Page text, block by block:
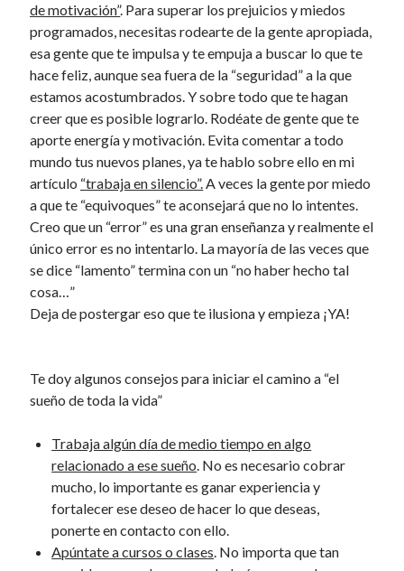
de motivación”. Para superar los prejuicios y miedos
programados, necesitas rodearte de la gente apropiada,
esa gente que te impulsa y te empuja a buscar lo que te
hace feliz, aunque sea fuera de la “seguridad” a la que
estamos acostumbrados. Y sobre todo que te hagan
creer que es posible lograrlo. Rodéate de gente que te
aporte energía y motivación. Evita comentar a todo
mundo tus nuevos planes, ya te hablo sobre ello en mi
artículo “trabaja en silencio”.A veces la gente por miedo
a que te “equivoques” te aconsejará que no lo intentes.
Creo que un “error” es una gran enseñanza y realmente el
único error es no intentarlo. La mayoría de las veces que
se dice “lamento” termina con un “no haber hecho tal
cosa…”
Deja de postergar eso que te ilusiona y empieza ¡YA!
Te doy algunos consejos para iniciar el camino a “el
sueño de toda la vida”
Trabaja algún día de medio tiempo en algo
relacionado a ese sueño. No es necesario cobrar
mucho, lo importante es ganar experiencia y
fortalecer ese deseo de hacer lo que deseas,
ponerte en contacto con ello.
Apúntate a cursos o clases. No importa que tan